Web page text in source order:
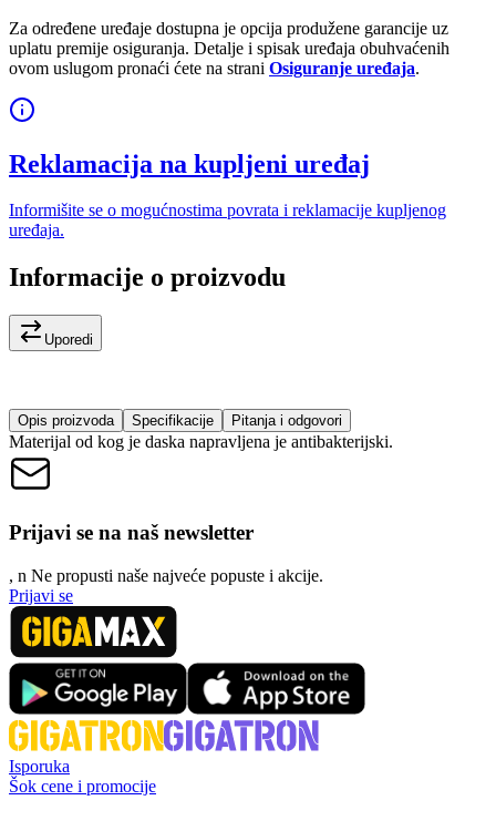
Za određene uređaje dostupna je opcija produžene garancije uz
uplatu premije osiguranja. Detalje i spisak uređaja obuhvaćenih
ovom uslugom pronaći ćete na strani Osiguranje uređaja.
Reklamacija na kupljeni uređaj
Informišite se o mogućnostima povrata i reklamacije kupljenog
uređaja.
Informacije o proizvodu
Uporedi
Opis proizvoda Specifikacije Pitanja i odgovori
Materijal od kog je daska napravljena je antibakterijski.
Prijavi se na naš newsletter
, n Ne propusti naše najveće popuste i akcije.
Prijavi se
Isporuka
Šok cene i promocije